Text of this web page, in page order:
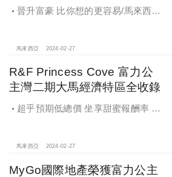
晉升富豪 比你想的更容易/馬來西亞
馬來西亞 2024-02-27
R&F Princess Cove 富力公
主灣二期大馬經濟特區全收錄
超乎預期低總價 坐享甜蜜報酬率 新
馬來西亞 2024-02-27
MyGo國際地產榮獲富力公主